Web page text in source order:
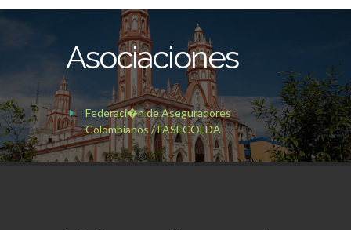
Asociaciones
Federaci�n de Aseguradores
Colombianos / FASECOLDA